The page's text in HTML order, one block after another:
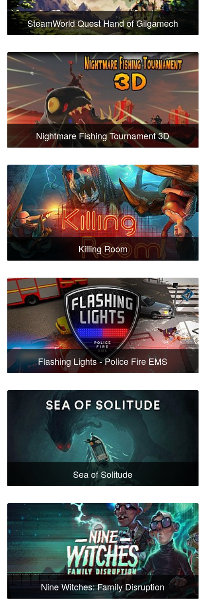
SteamWorld Quest Hand of Gilgamech
Nightmare Fishing Tournament 3D
Killing Room
Flashing Lights - Police Fire EMS
Sea of Solitude
Nine Witches: Family Disruption